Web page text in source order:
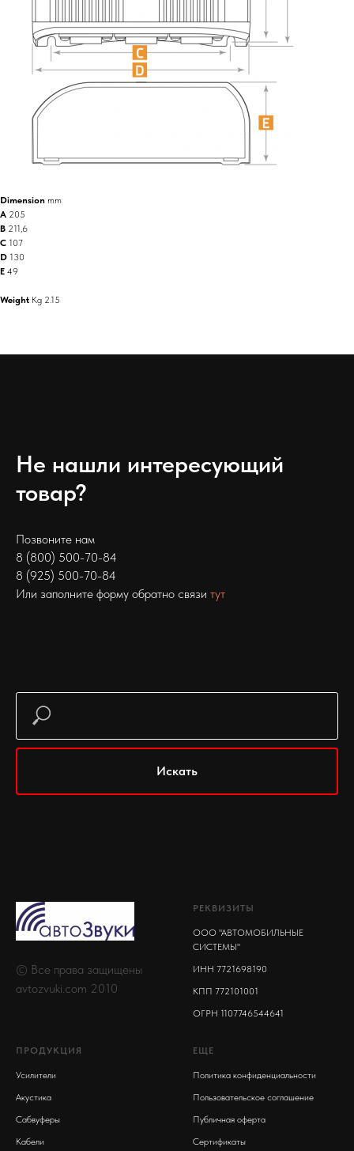
Dimension mm
A 205
B 211,6
C 107
D 130
E 49
Weight Kg 2.15
Не нашли интересующий
товар?
Позвоните нам
8 (800) 500-70-84
8 (925) 500-70-84
Или заполните форму обратно связи тут
Искать
© Все права защищены
avtozvuki.com 2010
РЕКВИЗИТЫ
ООО "АВТОМОБИЛЬНЫЕ
СИСТЕМЫ"
ИНН 7721698190
КПП 772101001
ОГРН 1107746544641
ПРОДУКЦИЯ
Усилители
Акустика
Сабвуферы
Кабели
ЕЩЕ
Политика конфиденциальности
Пользовательское соглашение
Публичная оферта
Сертификаты